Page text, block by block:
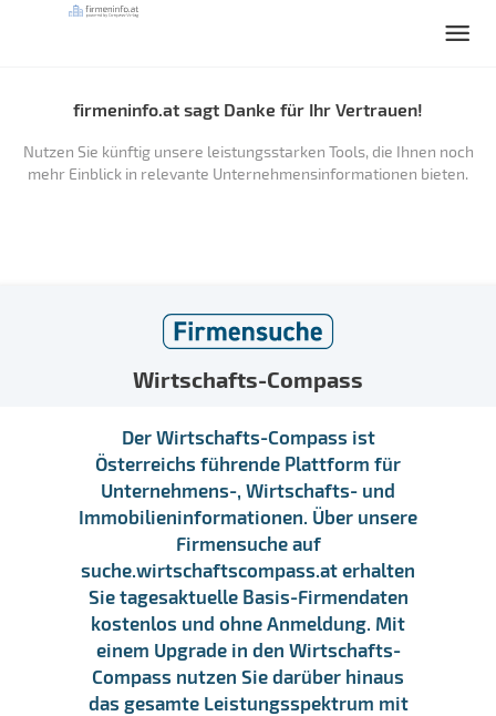
firmeninfo.at sagt Danke für Ihr Vertrauen!
Nutzen Sie künftig unsere leistungsstarken Tools, die Ihnen noch
mehr Einblick in relevante Unternehmensinformationen bieten.
Wirtschafts-Compass
Der Wirtschafts-Compass ist
Österreichs führende Plattform für
Unternehmens-, Wirtschafts- und
Immobilieninformationen. Über unsere
Firmensuche auf
suche.wirtschaftscompass.at erhalten
Sie tagesaktuelle Basis-Firmendaten
kostenlos und ohne Anmeldung. Mit
einem Upgrade in den Wirtschafts-
Compass nutzen Sie darüber hinaus
das gesamte Leistungsspektrum mit